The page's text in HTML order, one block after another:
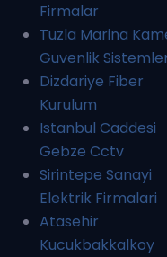
Firmalar
Tuzla Marina
Guvenlik
Dizdariye Fiber
Kurulum
Istanbul Caddesi
Gebze Cctv
Sirintepe Sanayi
Elektrik Firmalari
Atasehir
Kucukbakkalkoy